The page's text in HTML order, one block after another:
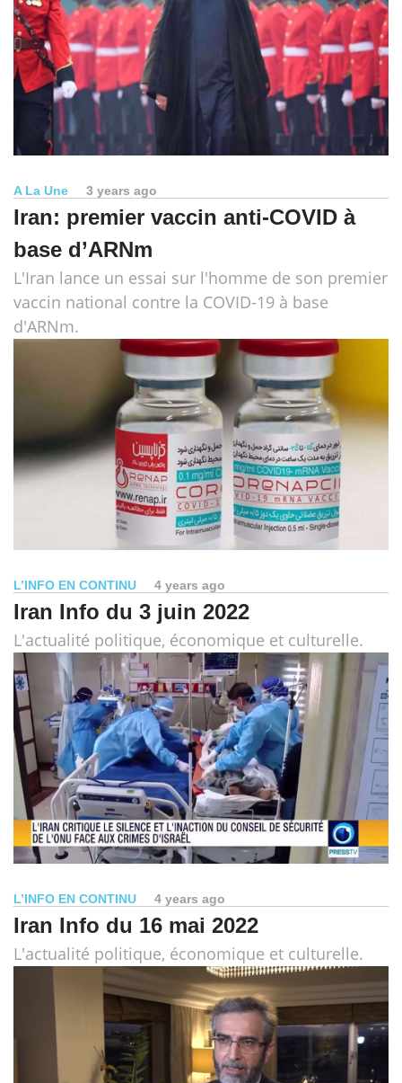
A La Une 3 years ago
Iran: premier vaccin anti-COVID à
base d’ARNm
L'Iran lance un essai sur l'homme de son premier
vaccin national contre la COVID-19 à base
d'ARNm.
L’INFO EN CONTINU 4 years ago
Iran Info du 3 juin 2022
L'actualité politique, économique et culturelle.
L’INFO EN CONTINU 4 years ago
Iran Info du 16 mai 2022
L'actualité politique, économique et culturelle.